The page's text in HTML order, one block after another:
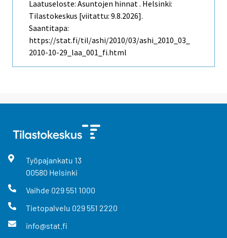
Laatuseloste: Asuntojen hinnat . Helsinki:
Tilastokeskus [viitattu: 9.8.2026].
Saantitapa:
https://stat.fi/til/ashi/2010/03/ashi_2010_03_
2010-10-29_laa_001_fi.html
Työpajankatu 13
00580 Helsinki
Vaihde 029 551 1000
Tietopalvelu 029 551 2220
info@stat.fi